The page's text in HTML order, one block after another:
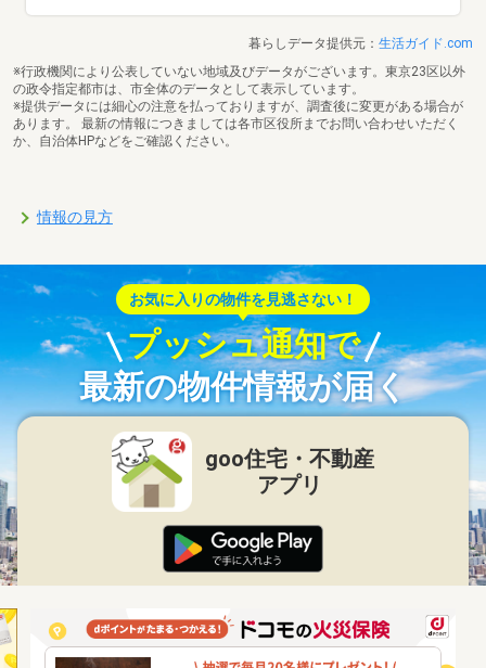
暮らしデータ提供元： 生活ガイド.com
※行政機関により公表していない地域及びデータがございます。東京23区以外
の政令指定都市は、市全体のデータとして表示しています。
※提供データには細心の注意を払っておりますが、調査後に変更がある場合が
あります。 最新の情報につきましては各市区役所までお問い合わせいただく
か、自治体HPなどをご確認ください。
情報の見方
お気に入りの物件を見逃さない！
プッシュ通知で
最新の物件情報が届く
goo住宅・不動産
アプリ